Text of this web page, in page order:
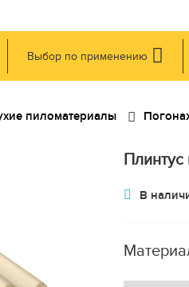
Выбор по применению
пиломатериалы
Плинтус
В